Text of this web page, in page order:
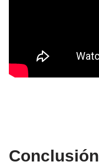
Conclusión